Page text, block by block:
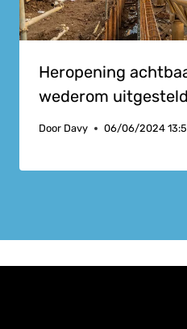
Heropening
wederom
Door Davy 06/06/2024